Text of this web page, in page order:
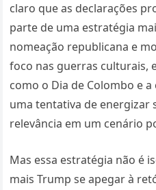
claro que as declarações
parte de uma estratégia
nomeação republicana e
foco nas guerras culturais,
como o Dia de Colombo e a
uma tentativa de energizar
relevância em um cenário
Mas essa estratégia não é
mais Trump se apegar à